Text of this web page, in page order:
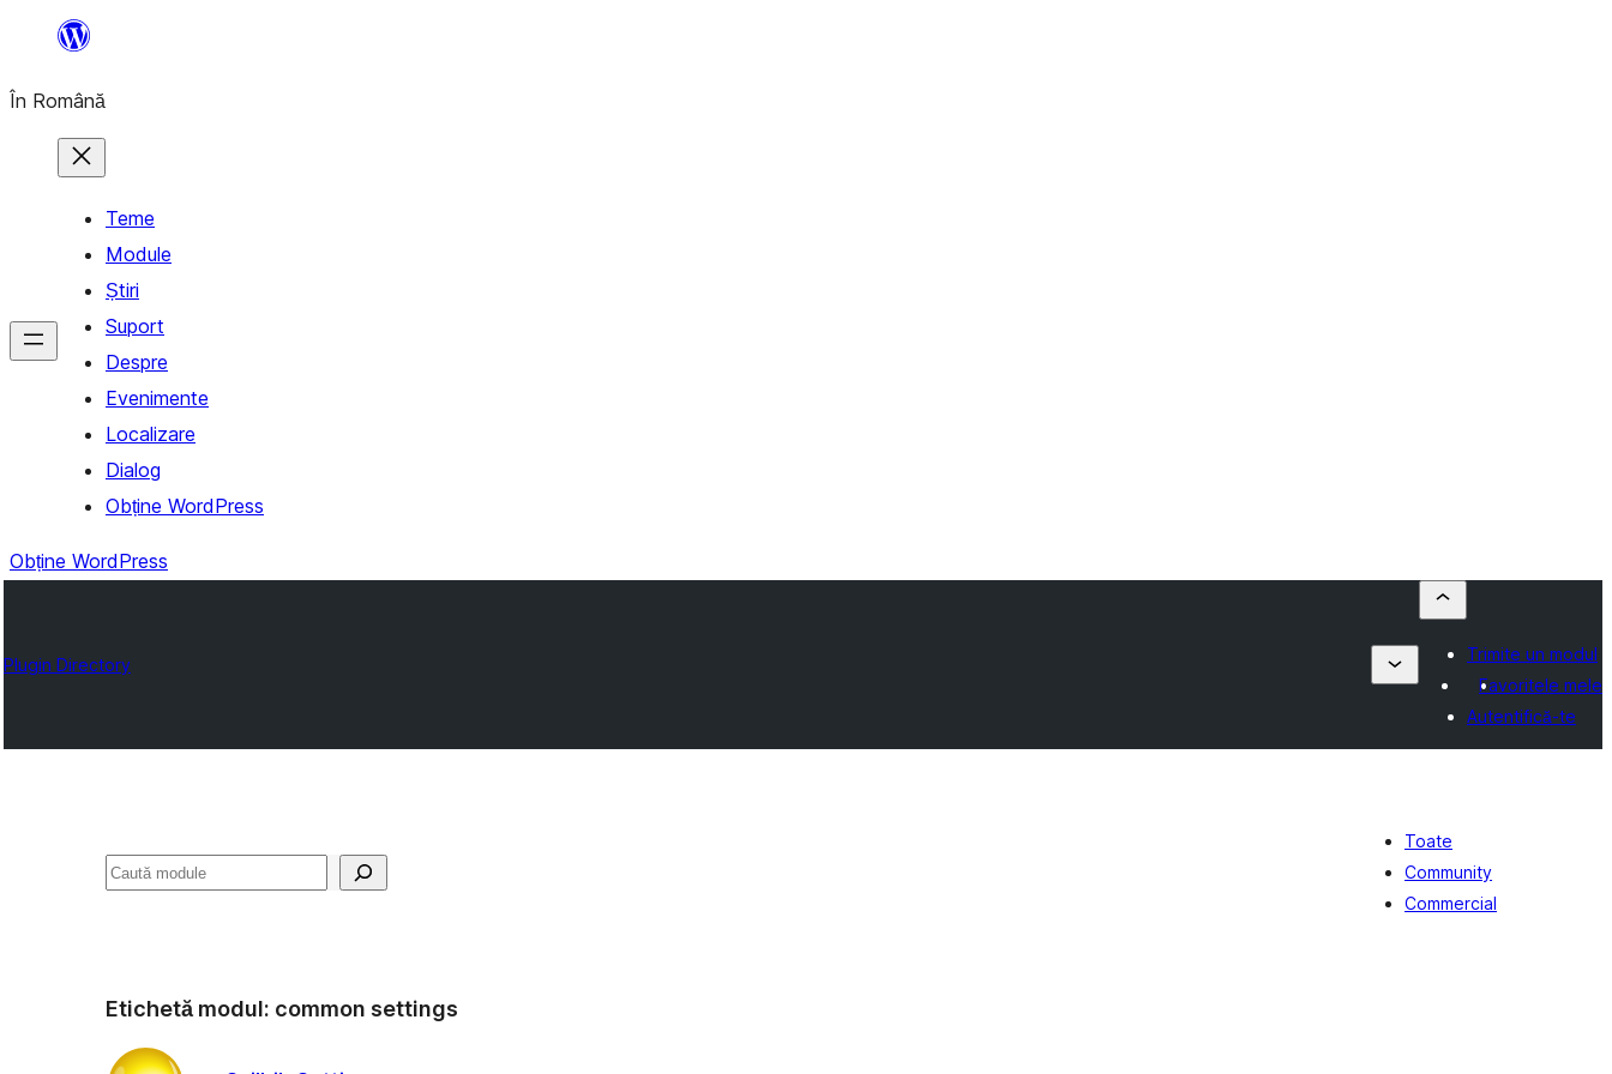
conținut
În Română
Teme
Module
Știri
Suport
Despre
Evenimente
Localizare
Dialog
Obține WordPress
Obține WordPress
Plugin Directory
Trimite un modul
Favoritele mele
Autentifică-te
Caută
Toate
Community
Commercial
Etichetă modul: common settings